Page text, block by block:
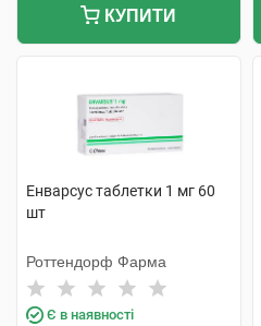
КУПИТИ
Енварсус таблетки 1 мг 60
шт
Роттендорф Фарма
Є в наявності